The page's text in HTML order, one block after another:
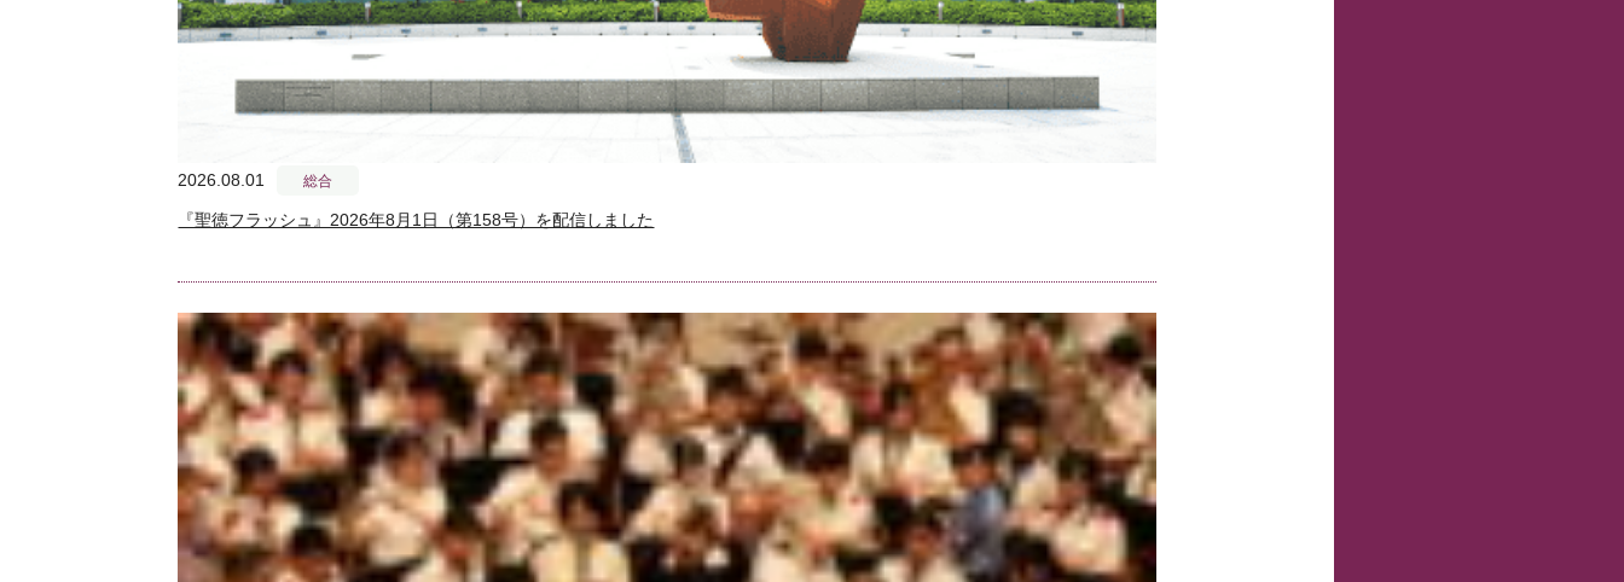
2026.08.01 総合
『聖徳フラッシュ』2026年8月1日（第158号）を配信しました